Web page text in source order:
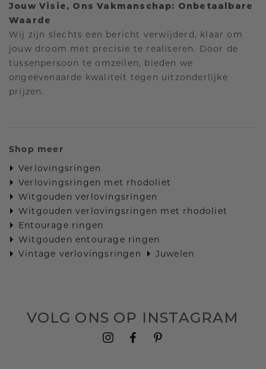
Jouw Visie, Ons Vakmanschap: Onbetaalbare
Waarde
Wij zijn slechts een bericht verwijderd, klaar om
jouw droom met precisie te realiseren. Door de
tussenpersoon te omzeilen, bieden we
ongeëvenaarde kwaliteit tegen uitzonderlijke
prijzen.
Shop meer
Verlovingsringen
Verlovingsringen met rhodoliet
Witgouden verlovingsringen
Witgouden verlovingsringen met rhodoliet
Entourage ringen
Witgouden entourage ringen
Vintage verlovingsringen
Juwelen
VOLG ONS OP INSTAGRAM